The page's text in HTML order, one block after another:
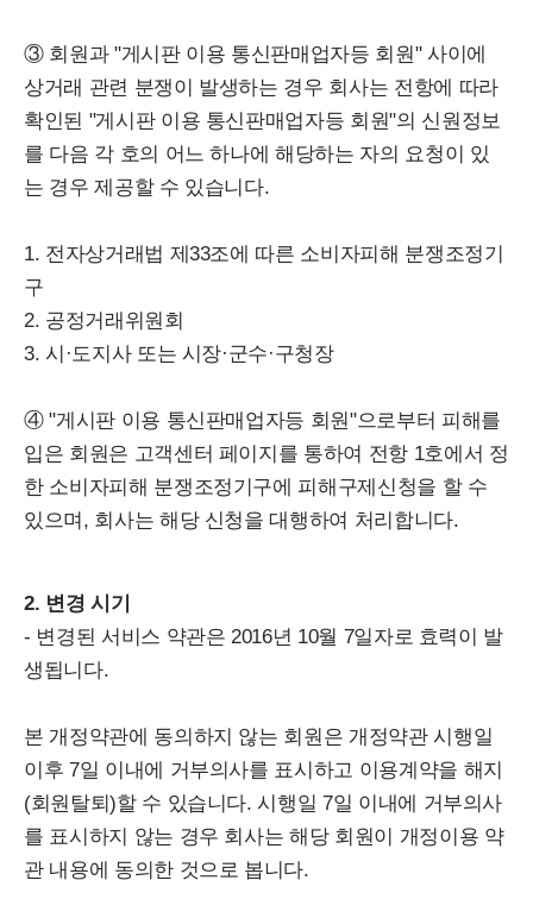
③ 회원과 "게시판 이용 통신판매업자등 회원" 사이에
상거래 관련 분쟁이 발생하는 경우 회사는 전항에 따라
확인된 "게시판 이용 통신판매업자등 회원"의 신원정보
를 다음 각 호의 어느 하나에 해당하는 자의 요청이 있
는 경우 제공할 수 있습니다.
1. 전자상거래법 제33조에 따른 소비자피해 분쟁조정기
구
2. 공정거래위원회
3. 시·도지사 또는 시장·군수·구청장
④ "게시판 이용 통신판매업자등 회원"으로부터 피해를
입은 회원은 고객센터 페이지를 통하여 전항 1호에서 정
한 소비자피해 분쟁조정기구에 피해구제신청을 할 수
있으며, 회사는 해당 신청을 대행하여 처리합니다.
2. 변경 시기
- 변경된 서비스 약관은 2016년 10월 7일자로 효력이 발
생됩니다.
본 개정약관에 동의하지 않는 회원은 개정약관 시행일
이후 7일 이내에 거부의사를 표시하고 이용계약을 해지
(회원탈퇴)할 수 있습니다. 시행일 7일 이내에 거부의사
를 표시하지 않는 경우 회사는 해당 회원이 개정이용 약
관 내용에 동의한 것으로 봅니다.